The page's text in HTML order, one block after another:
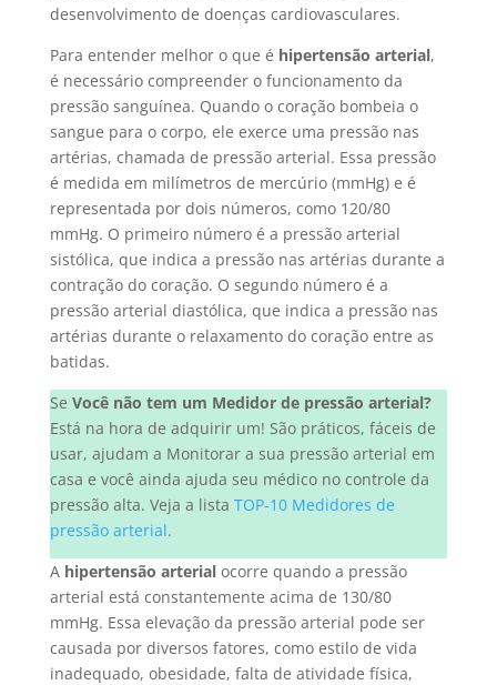
desenvolvimento de doenças cardiovasculares.
Para entender melhor o que é hipertensão arterial,
é necessário compreender o funcionamento da
pressão sanguínea. Quando o coração bombeia o
sangue para o corpo, ele exerce uma pressão nas
artérias, chamada de pressão arterial. Essa pressão
é medida em milímetros de mercúrio (mmHg) e é
representada por dois números, como 120/80
mmHg. O primeiro número é a pressão arterial
sistólica, que indica a pressão nas artérias durante a
contração do coração. O segundo número é a
pressão arterial diastólica, que indica a pressão nas
artérias durante o relaxamento do coração entre as
batidas.
Se Você não tem um Medidor de pressão arterial?
Está na hora de adquirir um! São práticos, fáceis de
usar, ajudam a Monitorar a sua pressão arterial em
casa e você ainda ajuda seu médico no controle da
pressão alta. Veja a lista TOP-10 Medidores de
pressão arterial.
A hipertensão arterialocorre quando a pressão
arterial está constantemente acima de 130/80
mmHg. Essa elevação da pressão arterial pode ser
causada por diversos fatores, como estilo de vida
inadequado, obesidade, falta de atividade física,